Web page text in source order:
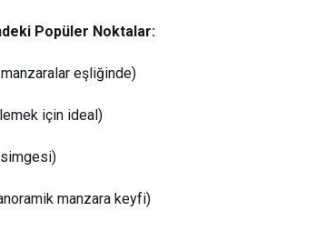
Popüler Noktalar:
eşliğinde)
için ideal)
simgesi)
manzara keyfi)